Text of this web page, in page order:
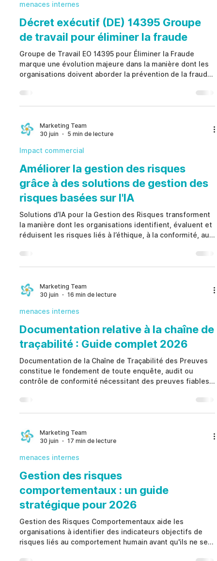
menaces internes
Décret exécutif (DE) 14395 Groupe
de travail pour éliminer la fraude
Groupe de Travail EO 14395 pour Éliminer la Fraude
marque une évolution majeure dans la manière dont les
organisations doivent aborder la prévention de la fraude,
de s'appuyer sur des enquêtes réactives, Groupe de
Travail EO 14395 pour Éliminer la Fraude privilégie des
renforcés, une collaboration interfonctionnelle et une
gouvernance fondée sur des preuves. Les organisa
Marketing Team
30 juin
5 min de lecture
Impact commercial
Améliorer la gestion des risques
grâce à des solutions de gestion des
risques basées sur l'IA
Solutions d’IA pour la Gestion des Risques transforment
la manière dont les organisations identifient, évaluent et
réduisent les risques liés à l’éthique, à la conformité, aux
sur des processus réactifs, Solutions d’IA pour la
Gestion des Risques offrent une surveillance en temps
intelligente et des informations exploitables qui
renforcent la gouvernance, améliorent la conf
Marketing Team
30 juin
16 min de lecture
menaces internes
Documentation relative à la chaîne de
traçabilité : Guide complet 2026
Documentation de la Chaîne de Traçabilité des Preuves
constitue le fondement de toute enquête, audit ou
contrôle de conformité nécessitant des preuves fiables.
Documentation de la Chaîne de Traçabilité des Preuves
enregistre qui a manipulé un élément, à quel moment, où
processus structuré renforce la gouvernance, préserve
l'intégrité des preuves, améliore la conformité régl
Marketing Team
30 juin
17 min de lecture
menaces internes
Gestion des risques
comportementaux : un guide
stratégique pour 2026
Gestion des Risques Comportementaux aide les
organisations à identifier des indicateurs objectifs de
risques liés au comportement humain avant qu'ils ne se